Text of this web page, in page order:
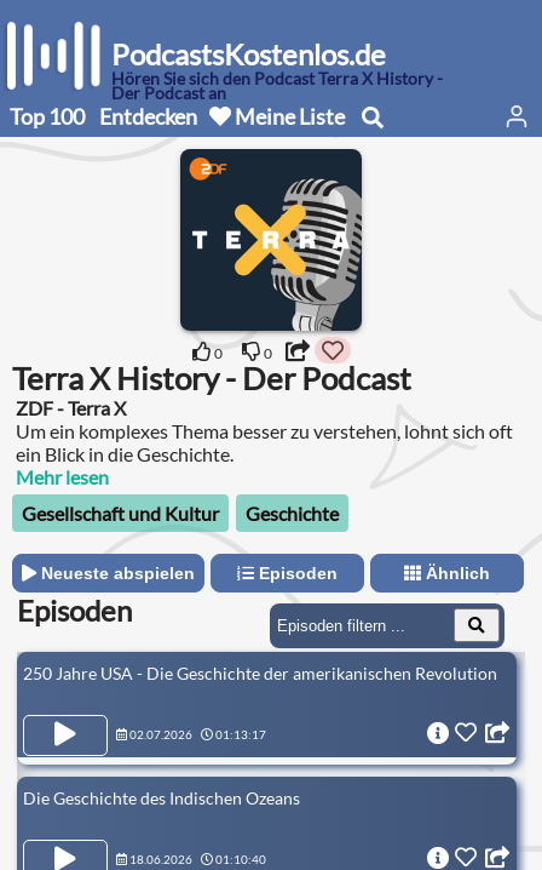
PodcastsKostenlos.de
Hören Sie sich den Podcast Terra X History -
Der Podcast an
Top 100 Entdecken Meine Liste
0 0
Terra X History - Der Podcast
ZDF - Terra X
Um ein komplexes Thema besser zu verstehen, lohnt sich oft
ein Blick in die Geschichte.
Mehr lesen
Gesellschaft und Kultur
Geschichte
Neueste abspielen Episoden Ähnlich
Episoden
250 Jahre USA - Die Geschichte der amerikanischen Revolution
02.07.2026 01:13:17
Die Geschichte des Indischen Ozeans
18.06.2026 01:10:40